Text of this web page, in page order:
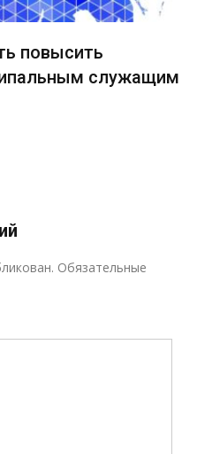
повысить
служащим
Обязательные